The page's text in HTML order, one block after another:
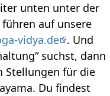
unten unter der
auf unsere
vidya.de . Und
suchst, dann
Stellungen für die
Du findest